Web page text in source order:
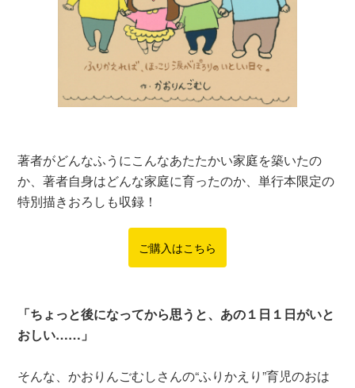
著者がどんなふうにこんなあたたかい家庭を築いたの
か、著者自身はどんな家庭に育ったのか、単行本限定の
特別描きおろしも収録！
ご購入はこちら
「ちょっと後になってから思うと、あの１日１日がいと
おしい……」
そんな、かおりんごむしさんの“ふりかえり”育児のおは